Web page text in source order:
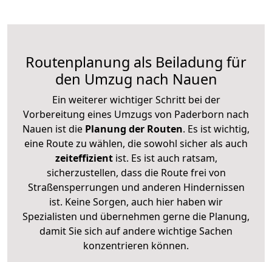
Routenplanung als Beiladung für
den Umzug nach Nauen
Ein weiterer wichtiger Schritt bei der
Vorbereitung eines Umzugs von Paderborn nach
Nauen ist die Planung der Routen. Es ist wichtig,
eine Route zu wählen, die sowohl sicher als auch
zeiteffizientist. Es ist auch ratsam,
sicherzustellen, dass die Route frei von
Straßensperrungen und anderen Hindernissen
ist. Keine Sorgen, auch hier haben wir
Spezialisten und übernehmen gerne die Planung,
damit Sie sich auf andere wichtige Sachen
konzentrieren können.